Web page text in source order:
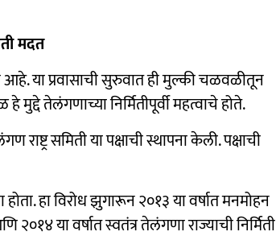
मदत
या प्रवासाची सुरुवात ही मुल्की चळवळीतून
तेलंगणाच्या निर्मितीपूर्वी महत्वाचे होते.
समिती या पक्षाची स्थापना केली. पक्षाची
हा विरोध झुगारून २०१३ या वर्षात मनमोहन
या वर्षात स्वतंत्र तेलंगणा राज्याची निर्मिती